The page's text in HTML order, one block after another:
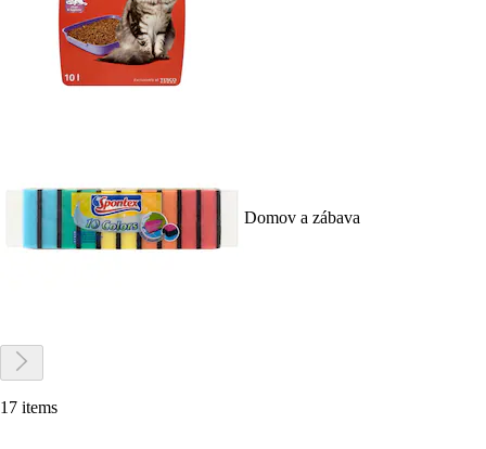
Domov a zábava
17 items